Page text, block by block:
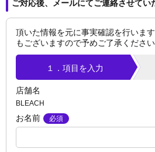
ご対応後、メールにてご連絡させてい
頂いた情報を元に事実確認を行いま
もございますので予めご了承ください
１．項目を入力
店舗名
BLEACH
お名前